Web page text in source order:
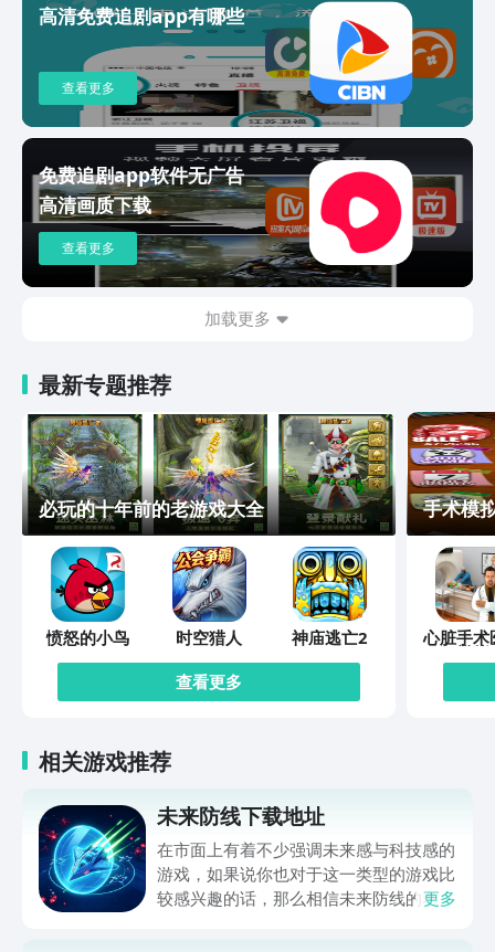
高清免费追剧app有哪些
查看更多
免费追剧app软件无广告
高清画质下载
查看更多
加载更多
最新专题推荐
必玩的十年前的老游戏大全
愤怒的小鸟 时空猎人
神庙逃亡2
查看更多
手术模
心脏手术
模拟
相关游戏推荐
未来防线下载地址
在市面上有着不少强调未来感与科技感的
游戏，如果说你也对于这一类型的游戏比
较感兴趣的话，那么相信未来防线的名字
更多